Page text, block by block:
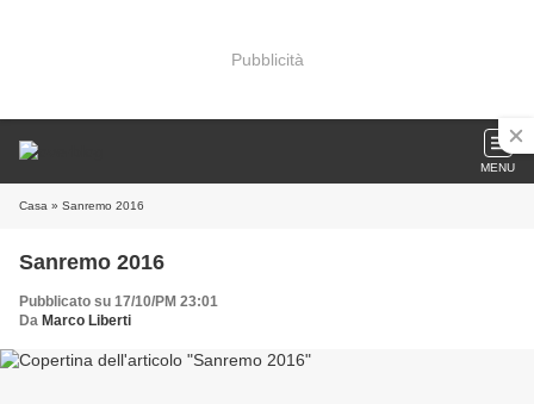
Pubblicità
MENU
Casa » Sanremo 2016
Sanremo 2016
Pubblicato su 17/10/PM 23:01
Da Marco Liberti